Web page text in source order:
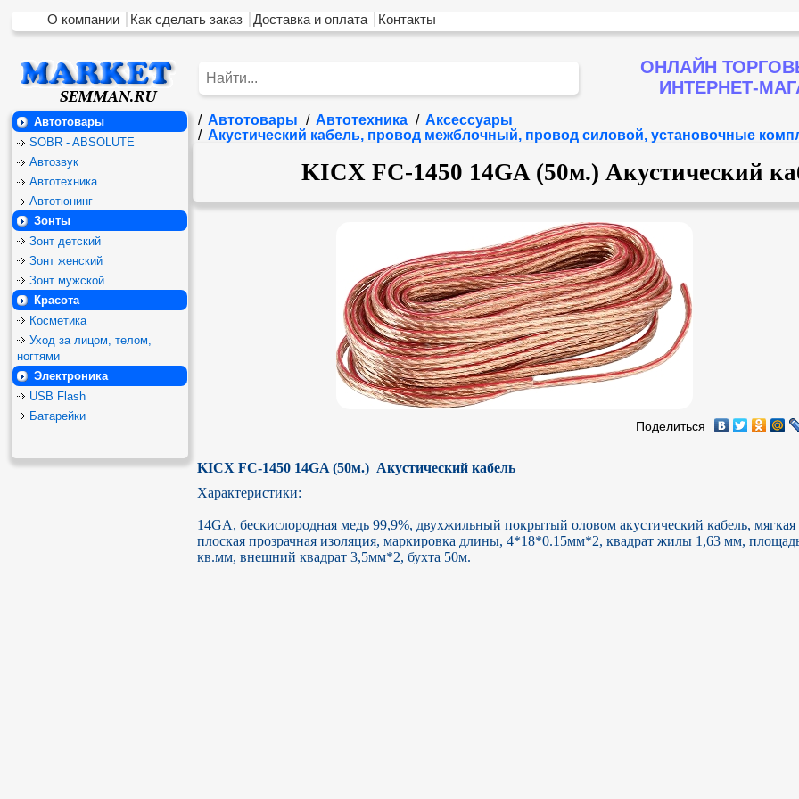
О компании Как сделать заказ Доставка и оплата Контакты
ОНЛАЙН
ИНТЕРНЕТ-
Автотовары
SOBR - ABSOLUTE
Автозвук
Автотехника
Автотюнинг
Зонты
Зонт детский
Зонт женский
Зонт мужской
Красота
Косметика
Уход за лицом, телом,
ногтями
Электроника
USB Flash
Батарейки
/ Автотовары / Автотехника / Аксессуары
/ Акустический кабель, провод межблочный, провод силовой, установочные
KICX FC-1450 14GA (50м.) Акустический
Поделиться
KICX FC-1450 14GA (50м.)  Акустический кабель
Характеристики:
14GA, бескислородная медь 99,9%, двухжильный покрытый оловом акустический кабель, мягкая
плоская прозрачная изоляция, маркировка длины, 4*18*0.15мм*2, квадрат жилы 1,63 мм,
кв.мм, внешний квадрат 3,5мм*2, бухта 50м.